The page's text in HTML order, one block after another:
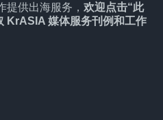
提供出海服务， 欢迎点击“此
KrASIA 媒体服务刊例和工作